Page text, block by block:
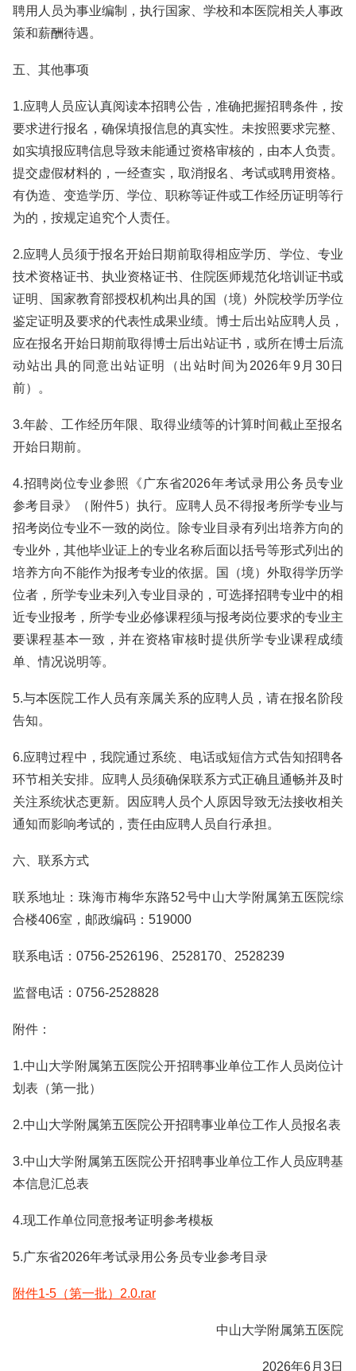
聘用人员为事业编制，执行国家、学校和本医院相关人事政
策和薪酬待遇。
五、其他事项
1.应聘人员应认真阅读本招聘公告，准确把握招聘条件，按
要求进行报名，确保填报信息的真实性。未按照要求完整、
如实填报应聘信息导致未能通过资格审核的，由本人负责。
提交虚假材料的，一经查实，取消报名、考试或聘用资格。
有伪造、变造学历、学位、职称等证件或工作经历证明等行
为的，按规定追究个人责任。
2.应聘人员须于报名开始日期前取得相应学历、学位、专业
技术资格证书、执业资格证书、住院医师规范化培训证书或
证明、国家教育部授权机构出具的国（境）外院校学历学位
鉴定证明及要求的代表性成果业绩。博士后出站应聘人员，
应在报名开始日期前取得博士后出站证书，或所在博士后流
动站出具的同意出站证明（出站时间为2026年9月30日
前）。
3.年龄、工作经历年限、取得业绩等的计算时间截止至报名
开始日期前。
4.招聘岗位专业参照《广东省2026年考试录用公务员专业
参考目录》（附件5）执行。应聘人员不得报考所学专业与
招考岗位专业不一致的岗位。除专业目录有列出培养方向的
专业外，其他毕业证上的专业名称后面以括号等形式列出的
培养方向不能作为报考专业的依据。国（境）外取得学历学
位者，所学专业未列入专业目录的，可选择招聘专业中的相
近专业报考，所学专业必修课程须与报考岗位要求的专业主
要课程基本一致，并在资格审核时提供所学专业课程成绩
单、情况说明等。
5.与本医院工作人员有亲属关系的应聘人员，请在报名阶段
告知。
6.应聘过程中，我院通过系统、电话或短信方式告知招聘各
环节相关安排。应聘人员须确保联系方式正确且通畅并及时
关注系统状态更新。因应聘人员个人原因导致无法接收相关
通知而影响考试的，责任由应聘人员自行承担。
六、联系方式
联系地址：珠海市梅华东路52号中山大学附属第五医院综
合楼406室，邮政编码：519000
联系电话：0756-2526196、2528170、2528239
监督电话：0756-2528828
附件：
1.中山大学附属第五医院公开招聘事业单位工作人员岗位计
划表（第一批）
2.中山大学附属第五医院公开招聘事业单位工作人员报名表
3.中山大学附属第五医院公开招聘事业单位工作人员应聘基
本信息汇总表
4.现工作单位同意报考证明参考模板
5.广东省2026年考试录用公务员专业参考目录
附件1-5（第一批）2.0.rar
中山大学附属第五医院
2026年6月3日